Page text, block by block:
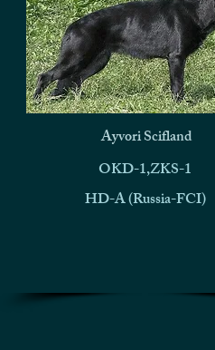
Ayvori Scifland
OKD-1,ZKS-1
HD-A (Russia-FCI)